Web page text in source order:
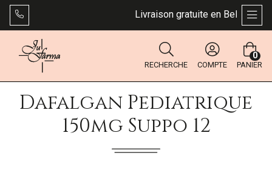
Livraison gratuite en Belgique
RECHERCHE COMPTE PANIER
0
Dafalgan Pediatrique
150mg Suppo 12